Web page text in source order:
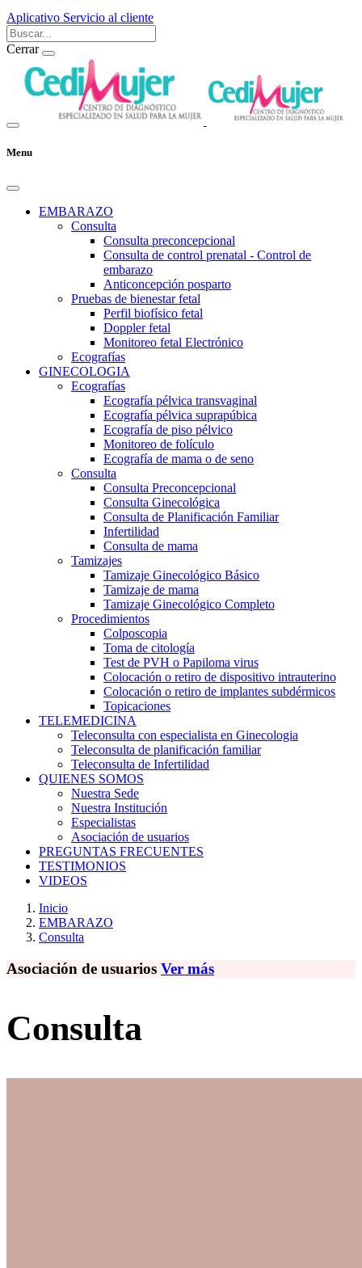
Aplicativo Servicio al cliente
Cerrar
Menu
EMBARAZO
Consulta
Consulta preconcepcional
Consulta de control prenatal - Control de
embarazo
Anticoncepción posparto
Pruebas de bienestar fetal
Perfil biofísico fetal
Doppler fetal
Monitoreo fetal Electrónico
Ecografías
GINECOLOGIA
Ecografías
Ecografía pélvica transvaginal
Ecografía pélvica suprapúbica
Ecografía de piso pélvico
Monitoreo de folículo
Ecografía de mama o de seno
Consulta
Consulta Preconcepcional
Consulta Ginecológica
Consulta de Planificación Familiar
Infertilidad
Consulta de mama
Tamizajes
Tamizaje Ginecológico Básico
Tamizaje de mama
Tamizaje Ginecológico Completo
Procedimientos
Colposcopia
Toma de citología
Test de PVH o Papiloma virus
Colocación o retiro de dispositivo intrauterino
Colocación o retiro de implantes subdérmicos
Topicaciones
TELEMEDICINA
Teleconsulta con especialista en Ginecologia
Teleconsulta de planificación familiar
Teleconsulta de Infertilidad
QUIENES SOMOS
Nuestra Sede
Nuestra Institución
Especialistas
Asociación de usuarios
PREGUNTAS FRECUENTES
TESTIMONIOS
VIDEOS
Inicio
EMBARAZO
Consulta
Asociación de usuarios Ver más
Consulta